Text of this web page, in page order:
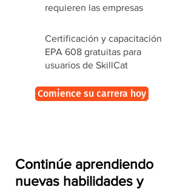
requieren las empresas
Certificación y capacitación
EPA 608 gratuitas para
usuarios de SkillCat
Comience su carrera hoy
Continúe aprendiendo
nuevas habilidades y